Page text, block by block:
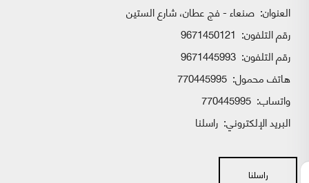
العنوان: صنعاء - فج عطان، شارع الستين
رقم التلفون: 9671450121
رقم التلفون: 9671445993
هاتف محمول: 770445995
واتساب:
البريد الإلكتروني: راسلنا
راسلنا